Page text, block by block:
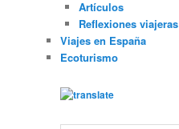
Artículos
Reflexiones viajeras
Viajes en España
Ecoturismo